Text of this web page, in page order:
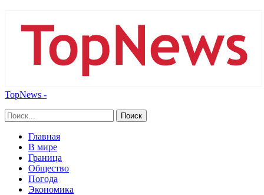
TopNews -
Главная
В мире
Граница
Общество
Погода
Экономика